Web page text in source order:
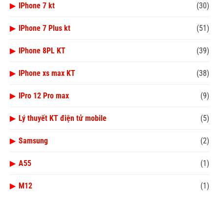
▶ IPhone 7 kt (30)
▶ IPhone 7 Plus kt (51)
▶ IPhone 8PL KT (39)
▶ IPhone xs max KT (38)
▶ IPro 12 Pro max (9)
▶ Lý thuyết KT điện tử mobile (5)
▶ Samsung (2)
▶ A55 (1)
▶ M12 (1)